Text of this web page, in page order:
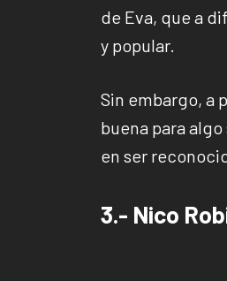
de Eva, que a
y popular.
Sin embargo, a
buena para
en ser
3.- Nico